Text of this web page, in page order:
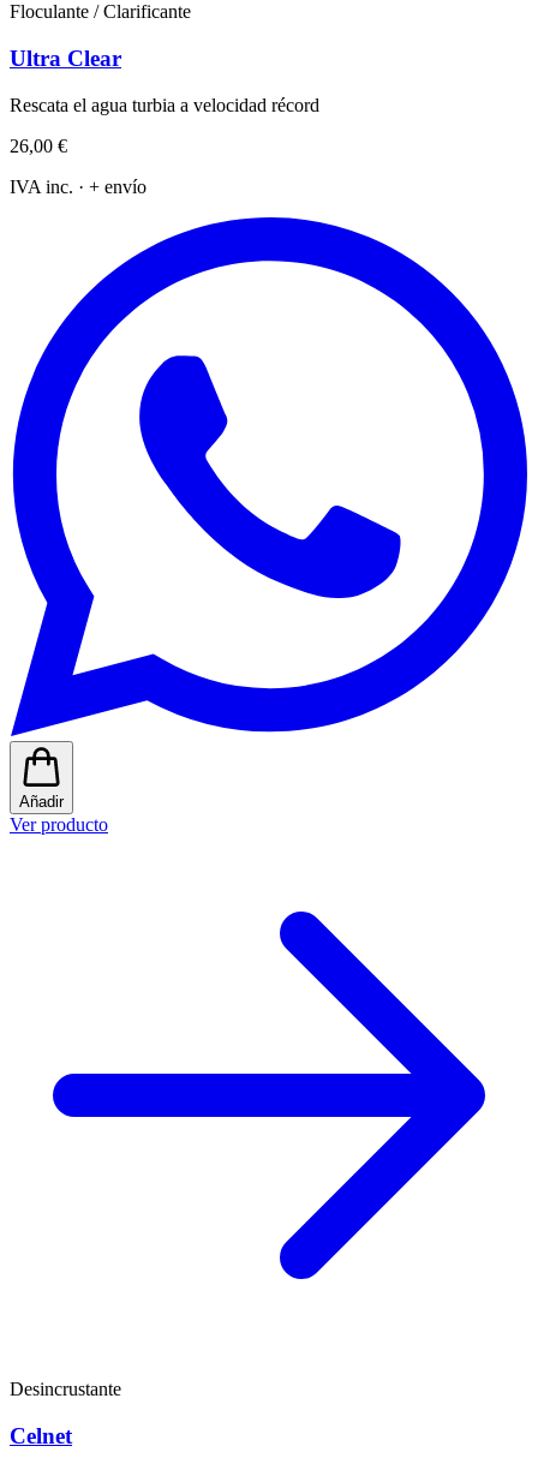
Floculante / Clarificante
Ultra Clear
Rescata el agua turbia a velocidad récord
26,00 €
IVA inc. · + envío
Añadir
Ver producto
Desincrustante
Celnet